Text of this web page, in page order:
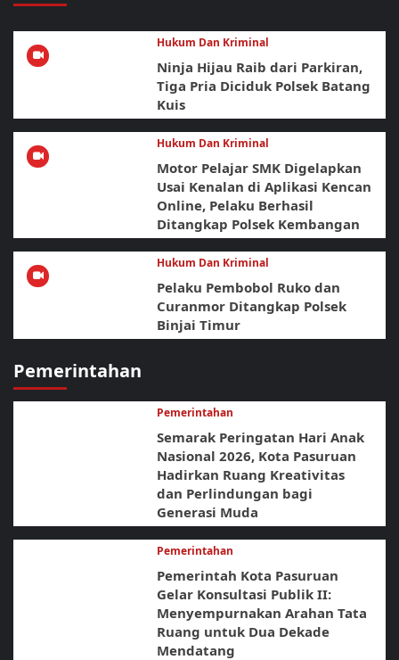
Hukum Dan Kriminal
Ninja Hijau Raib dari Parkiran,
Tiga Pria Diciduk Polsek Batang
Kuis
Hukum Dan Kriminal
Motor Pelajar SMK Digelapkan
Usai Kenalan di Aplikasi Kencan
Online, Pelaku Berhasil
Ditangkap Polsek Kembangan
Hukum Dan Kriminal
Pelaku Pembobol Ruko dan
Curanmor Ditangkap Polsek
Binjai Timur
Pemerintahan
Pemerintahan
Semarak Peringatan Hari Anak
Nasional 2026, Kota Pasuruan
Hadirkan Ruang Kreativitas
dan Perlindungan bagi
Generasi Muda
Pemerintahan
Pemerintah Kota Pasuruan
Gelar Konsultasi Publik II:
Menyempurnakan Arahan Tata
Ruang untuk Dua Dekade
Mendatang